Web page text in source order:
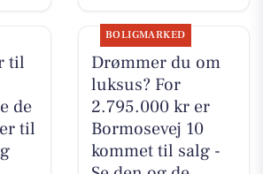
til
de
til
BOLIGMARKED
Drømmer du om
luksus? For
2.795.000 kr er
Bormosevej 10
kommet til salg -